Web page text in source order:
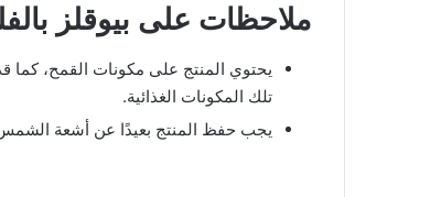
ملاحظات على بيوقلز
يحتوي المنتج على مكونات القمح، كما
تلك المكونات الغذائية.
يجب حفظ المنتج بعيدًا عن أشعة الشمس